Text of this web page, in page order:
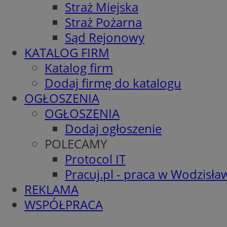
Straż Miejska
Straż Pożarna
Sąd Rejonowy
KATALOG FIRM
Katalog firm
Dodaj firmę do katalogu
OGŁOSZENIA
OGŁOSZENIA
Dodaj ogłoszenie
POLECAMY
Protocol IT
Pracuj.pl - praca w
REKLAMA
WSPÓŁPRACA